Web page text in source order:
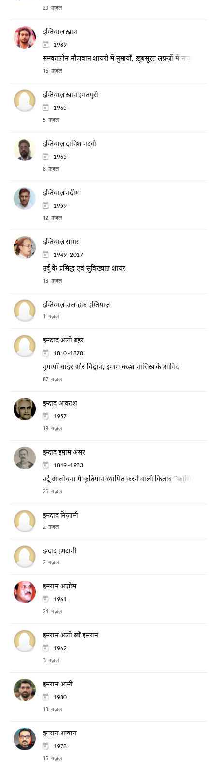
20 ग़ज़ल
इम्तियाज़ ख़ान
1989
समकालीन नौजवान शायरों में नुमायाँ, ख़ूबसूरत लफ़्ज़ों में नाज़ुक और
16 ग़ज़ल
इम्तियाज़ ख़ान इगतपूरी
1965
5 ग़ज़ल
इम्तियाज़ दानिश नदवी
1965
8 ग़ज़ल
इम्तियाज़ नदीम
1959
12 ग़ज़ल
इम्तियाज़ साग़र
1949 -2017
उर्दू के प्रसिद्ध एवं सुविख्यात शायर
13 ग़ज़ल
इम्तियाज़-उल-हक़ इम्तियाज़
1 ग़ज़ल
इमदाद अली बहर
1810 -1878
नुमायाँ शाइर और विद्वान, इमाम बख़्श नासिख़ के शागिर्द
87 ग़ज़ल
इम्दाद आकाश
1957
19 ग़ज़ल
इम्दाद इमाम असर
1849 -1933
उर्दू आलोचना मे कृतिमान स्थापित करने वाली किताब “काशिफ़-अल-
26 ग़ज़ल
इमदाद निज़ामी
2 ग़ज़ल
इम्दाद हमदानी
2 ग़ज़ल
इमरान अज़ीम
1961
24 ग़ज़ल
इमरान अली ख़ाँ इमरान
1962
3 ग़ज़ल
इमरान आमी
1980
13 ग़ज़ल
इमरान आवान
1978
15 ग़ज़ल